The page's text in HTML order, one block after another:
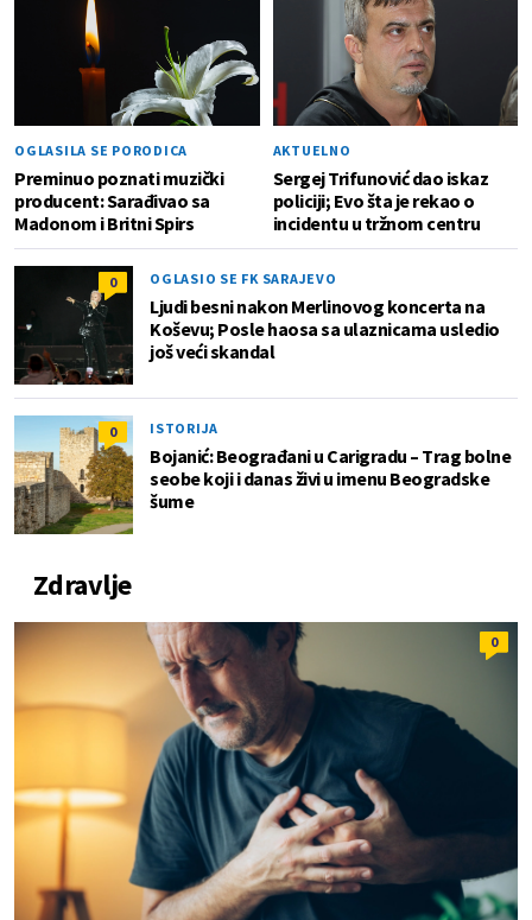
OGLASILA SE PORODICA
Preminuo poznati muzički
producent: Sarađivao sa
Madonom i Britni Spirs
AKTUELNO
Sergej Trifunović dao iskaz
policiji; Evo šta je rekao o
incidentu u tržnom centru
0 OGLASIO SE FK SARAJEVO
Ljudi besni nakon Merlinovog koncerta na
Koševu; Posle haosa sa ulaznicama usledio
još veći skandal
0 ISTORIJA
Bojanić: Beograđani u Carigradu – Тrag bolne
seobe koji i danas živi u imenu Beogradske
šume
Zdravlje
0